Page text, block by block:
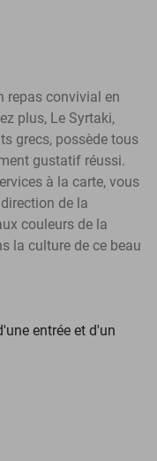
repas convivial en
plus, Le Syrtaki,
grecs, possède tous
gustatif réussi.
à la carte, vous
de la
couleurs de la
la culture de ce beau
entrée et d'un